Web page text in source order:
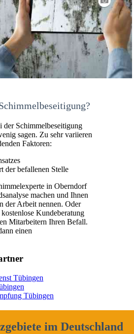
der Schimmelbeseitigung
sagen. Zu sehr variieren
Faktoren:
der befallenen Stelle
in Oberndorf
machen und Ihnen
der Arbeit nennen. Oder
Kundeberatung
Mitarbeitern Ihren Befall.
einen
Tübingen
Tübingen
im Deutschland